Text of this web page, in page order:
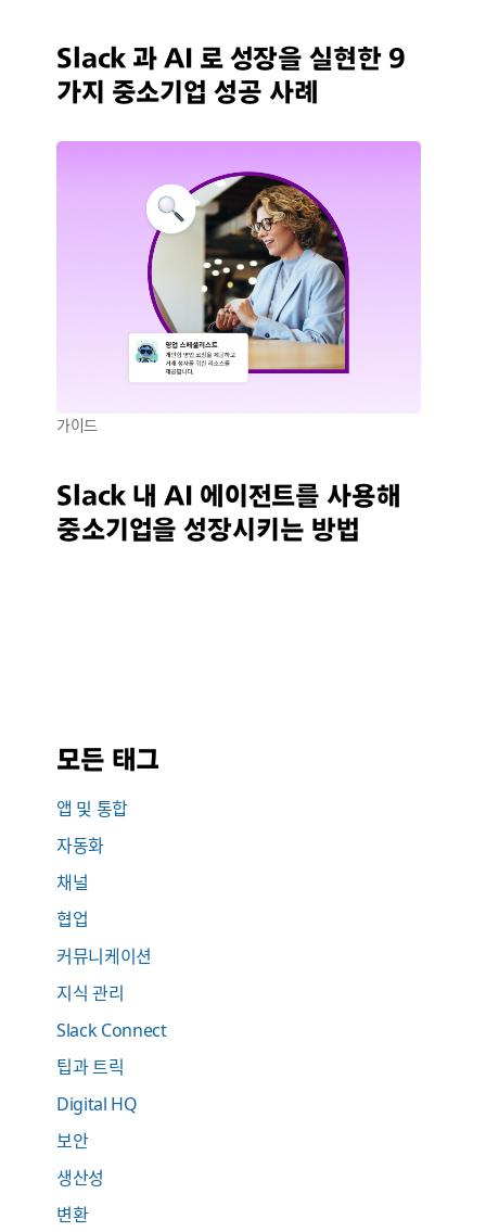
Slack 과 AI 로 성장을 실현한 9
가지 중소기업 성공 사례
가이드
Slack 내 AI 에이전트를 사용해
중소기업을 성장시키는 방법
모든 태그
앱 및 통합
자동화
채널
협업
커뮤니케이션
지식 관리
Slack Connect
팁과 트릭
Digital HQ
보안
생산성
변환